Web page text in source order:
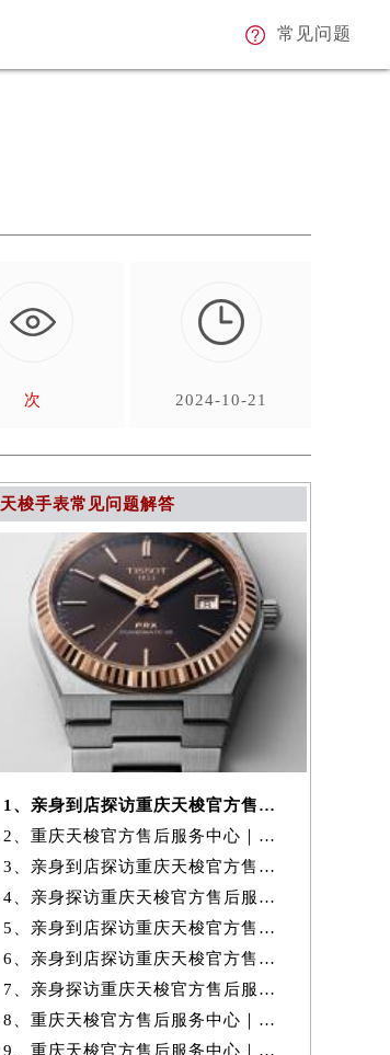
常见问题
次
2024-10-21
天梭手表常见问题解答
1、亲身到店探访重庆天梭官方售后服务中心｜官方电话和维修地址（2026年
2、重庆天梭官方售后服务中心｜最新地址与售后热线权威信息公示（2026年
3、亲身到店探访重庆天梭官方售后服务中心｜网点地址与售后服务热线（20
4、亲身探访重庆天梭官方售后服务中心｜维修地址与官方客服热线（2026年
5、亲身到店探访重庆天梭官方售后服务中心｜完整网点地址及官方热线（20
6、亲身到店探访重庆天梭官方售后服务中心｜最新官方热线及维修地址（20
7、亲身探访重庆天梭官方售后服务中心｜官方地址与售后服务电话（2026年
8、重庆天梭官方售后服务中心｜服务热线及详细地址权威信息公示（2026年
9、重庆天梭官方售后服务中心｜官方地址及24小时客服电话权威信息公示